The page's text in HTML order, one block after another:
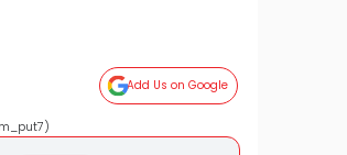
Add Us on Google